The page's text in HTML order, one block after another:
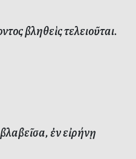
βληθεὶς τελειοῦται.
ἐν εἰρήνῃ